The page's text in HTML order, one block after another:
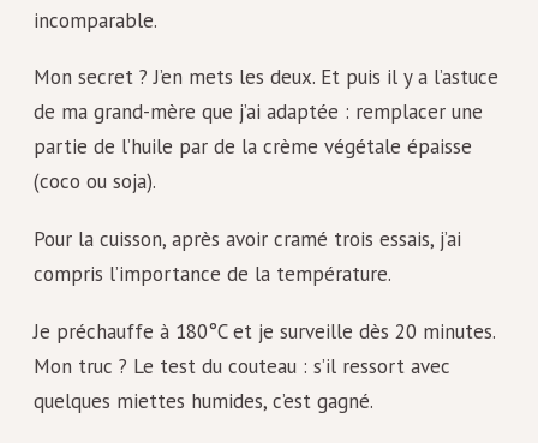
incomparable.
Mon secret ? J’en mets les deux. Et puis il y a l’astuce
de ma grand-mère que j’ai adaptée : remplacer une
partie de l’huile par de la crème végétale épaisse
(coco ou soja).
Pour la cuisson, après avoir cramé trois essais, j’ai
compris l’importance de la température.
Je préchauffe à 180°C et je surveille dès 20 minutes.
Mon truc ? Le test du couteau : s’il ressort avec
quelques miettes humides, c’est gagné.